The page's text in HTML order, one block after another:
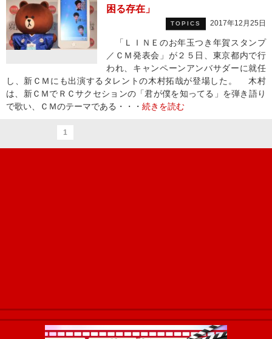
困る存在」
TOPICS 2017年12月25日
「ＬＩＮＥのお年玉つき年賀スタンプ
／ＣＭ発表会」が２５日、東京都内で行
われ、キャンペーンアンバサダーに就任
し、新ＣＭにも出演するタレントの木村拓哉が登場した。 木村
は、新ＣＭでＲＣサクセションの「君が僕を知ってる」を弾き語り
で歌い、ＣＭのテーマである・・・ 続きを読む
1